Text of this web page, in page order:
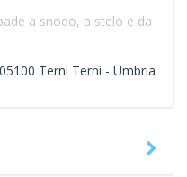
a snodo, a stelo e da
05100 Terni Terni - Umbria